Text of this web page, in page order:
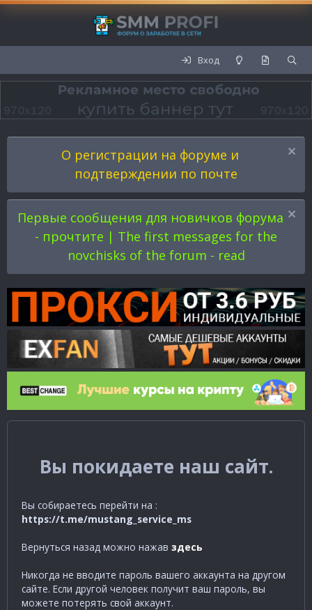
Вход
О регистрации на форуме и
подтверждении по почте
Первые сообщения для новичков форума
- прочтите | The first messages for the
novchisks of the forum - read
Вы покидаете наш сайт.
Вы собираетесь перейти на :
https://t.me/mustang_service_ms
Вернуться назад можно нажав здесь
Никогда не вводите пароль вашего аккаунта на другом
сайте. Если другой человек получит ваш пароль, вы
можете потерять свой аккаунт.